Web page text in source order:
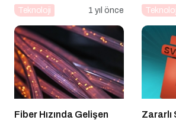
Teknoloji 1 yıl önce
Fiber Hızında Gelişen
Zararlı